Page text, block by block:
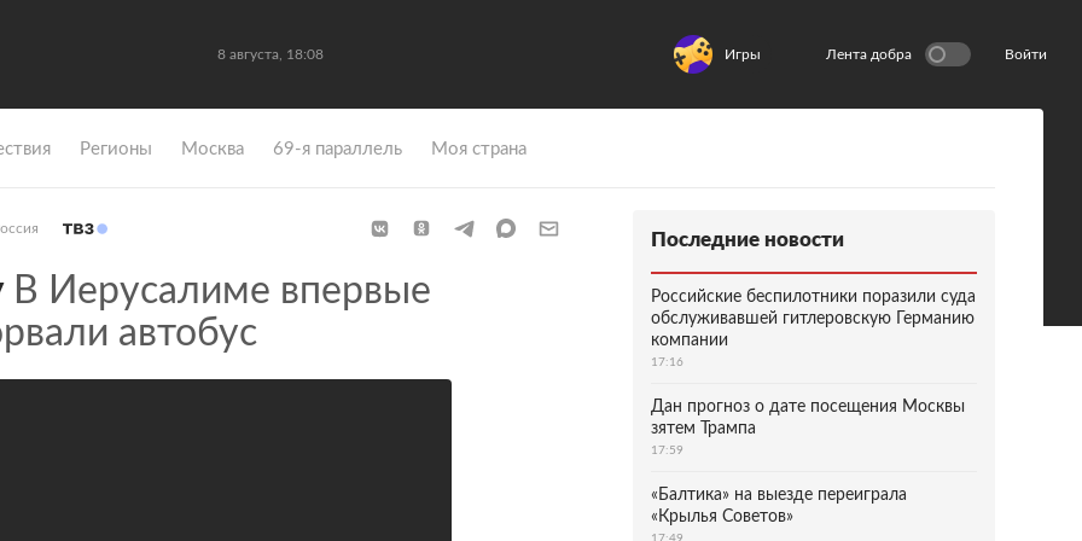
8 августа, 18:08 Игры Лента добра Войти
Регионы Москва 69-я параллель Моя страна
В Иерусалиме впервые
автобус
Последние новости
Российские беспилотники поразили суда
обслуживавшей гитлеровскую Германию
компании
17:16
Дан прогноз о дате посещения Москвы
зятем Трампа
17:59
«Балтика» на выезде переиграла
«Крылья Советов»
17:49